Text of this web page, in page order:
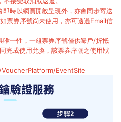
時以網頁開啟呈現外，亦會同步寄送
票券序號尚未使用，亦可透過Email信
一性，一組票券序號僅供歸戶/折抵
完成使用兌換，該票券序號之使用狀
EventSite